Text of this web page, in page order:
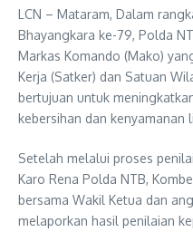
LCN – Mataram, Dalam
Bhayangkara ke-79, Polda
Markas Komando (Mako)
Kerja (Satker) dan Satuan
bertujuan untuk
kebersihan dan kenyamanan
Setelah melalui proses
Karo Rena Polda NTB,
bersama Wakil Ketua dan
melaporkan hasil penilaian